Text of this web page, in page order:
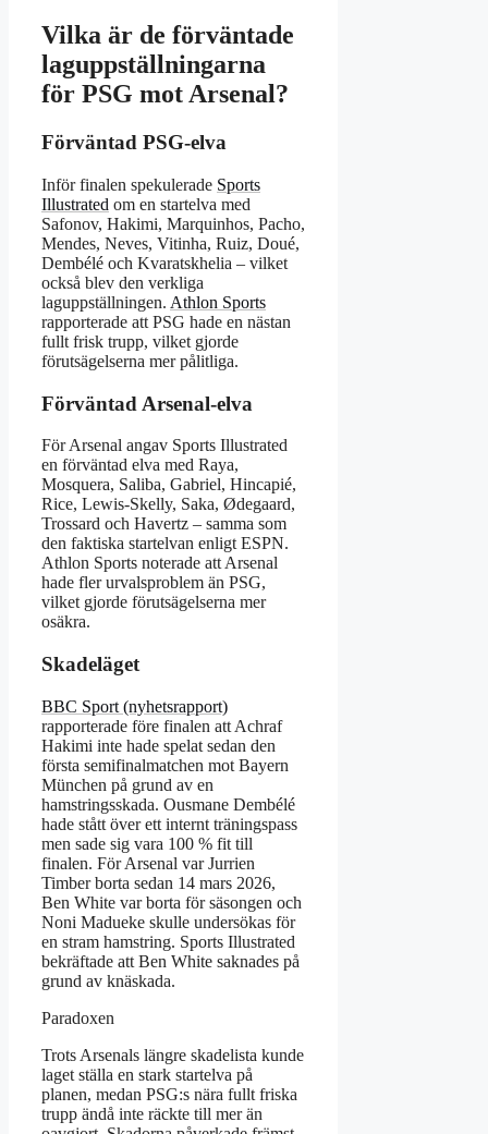
Vilka är de förväntade
laguppställningarna
för PSG mot Arsenal?
Förväntad PSG-elva
Inför finalen spekulerade Sports
Illustrated om en startelva med
Safonov, Hakimi, Marquinhos, Pacho,
Mendes, Neves, Vitinha, Ruiz, Doué,
Dembélé och Kvaratskhelia – vilket
också blev den verkliga
laguppställningen. Athlon Sports
rapporterade att PSG hade en nästan
fullt frisk trupp, vilket gjorde
förutsägelserna mer pålitliga.
Förväntad Arsenal-elva
För Arsenal angav Sports Illustrated
en förväntad elva med Raya,
Mosquera, Saliba, Gabriel, Hincapié,
Rice, Lewis-Skelly, Saka, Ødegaard,
Trossard och Havertz – samma som
den faktiska startelvan enligt ESPN.
Athlon Sports noterade att Arsenal
hade fler urvalsproblem än PSG,
vilket gjorde förutsägelserna mer
osäkra.
Skadeläget
BBC Sport (nyhetsrapport)
rapporterade före finalen att Achraf
Hakimi inte hade spelat sedan den
första semifinalmatchen mot Bayern
München på grund av en
hamstringsskada. Ousmane Dembélé
hade stått över ett internt träningspass
men sade sig vara 100 % fit till
finalen. För Arsenal var Jurrien
Timber borta sedan 14 mars 2026,
Ben White var borta för säsongen och
Noni Madueke skulle undersökas för
en stram hamstring. Sports Illustrated
bekräftade att Ben White saknades på
grund av knäskada.
Paradoxen
Trots Arsenals längre skadelista kunde
laget ställa en stark startelva på
planen, medan PSG:s nära fullt friska
trupp ändå inte räckte till mer än